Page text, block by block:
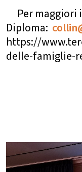
Per
Diploma:
https://
delle-famiglie-